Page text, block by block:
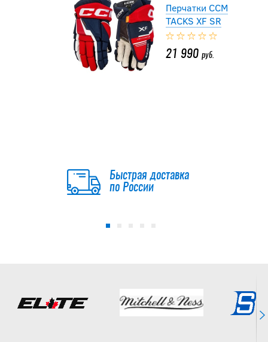
Перчатки CCM
TACKS XF SR
21 990 руб.
Быстрая доставка
по России